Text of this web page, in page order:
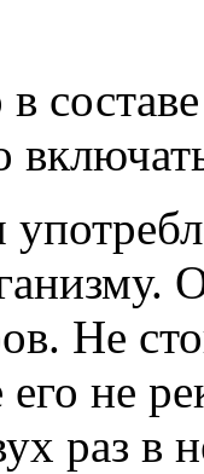
в
Не
не
раз в